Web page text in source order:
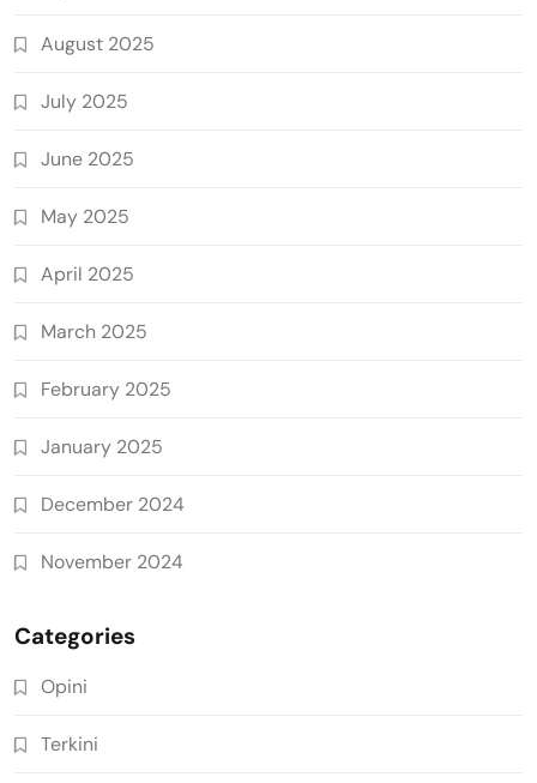
August 2025
July 2025
June 2025
May 2025
April 2025
March 2025
February 2025
January 2025
December 2024
November 2024
Categories
Opini
Terkini